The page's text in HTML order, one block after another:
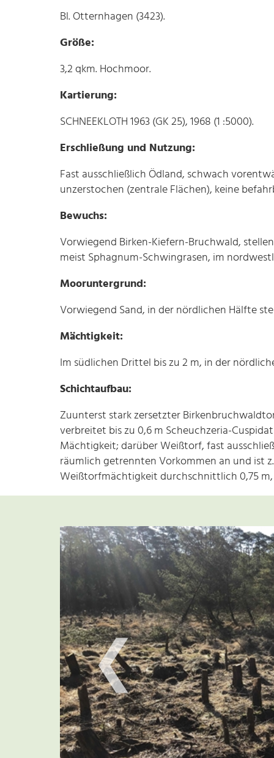
Bl. Otternhagen (3423).
Größe:
3,2 qkm. Hochmoor.
Kartierung:
SCHNEEKLOTH 1963 (GK 25), 1968 (1 :5000).
Erschließung und Nutzung:
Fast ausschließlich Ödland, schwach
unzerstochen (zentrale Flächen), keine
Bewuchs:
Vorwiegend Birken-Kiefern-Bruchwald,
meist Sphagnum-Schwingrasen, im
Mooruntergrund:
Vorwiegend Sand, in der nördlichen Hälfte
Mächtigkeit:
Im südlichen Drittel bis zu 2 m, in der
Schichtaufbau:
Zuunterst stark zersetzter
verbreitet bis zu 0,6 m Scheuchzeria-
Mächtigkeit; darüber Weißtorf, fast
räumlich getrennten Vorkommen an und ist
Weißtorfmächtigkeit durchschnittlich 0,75 m,
❮